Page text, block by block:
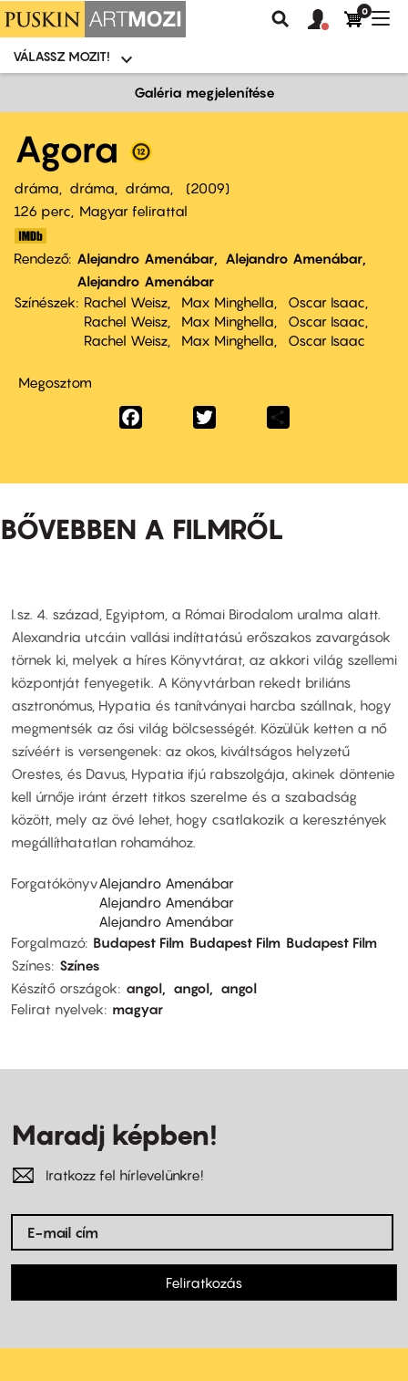
Moziválasztó
menü
VÁLASSZ MOZIT!
Keresés
Felhasználói
fiók
0
Galéria megjelenítése
Agora
dráma dráma dráma
2009
126 perc,
Magyar felirattal
Rendező Alejandro Amenábar
Alejandro Amenábar
Alejandro Amenábar
Színészek
Rachel Weisz Max Minghella
Oscar Isaac
Rachel Weisz
Max Minghella
Oscar Isaac
Rachel Weisz
Max Minghella Oscar Isaac
Megosztom
Facebook
BŐVEBBEN A FILMRŐL
I.sz. 4. század, Egyiptom, a Római Birodalom uralma alatt.
Alexandria utcáin vallási indíttatású erőszakos zavargások
törnek ki, melyek a híres Könyvtárat, az akkori világ szellemi
központját fenyegetik. A Könyvtárban rekedt briliáns
asztronómus, Hypatia és tanítványai harcba szállnak, hogy
megmentsék az ősi világ bölcsességét. Közülük ketten a nő
szívéért is versengenek: az okos, kiváltságos helyzetű
Orestes, és Davus, Hypatia ifjú rabszolgája, akinek döntenie
kell úrnője iránt érzett titkos szerelme és a szabadság
között, mely az övé lehet, hogy csatlakozik a keresztények
megállíthatatlan rohamához.
ForgatókönyvAlejandro Amenábar
Alejandro Amenábar
Alejandro Amenábar
Forgalmazó Budapest Film Budapest Film Budapest Film
Színes Színes
Készítő országok
angol angol
angol
Felirat nyelvek
magyar
Maradj képben!
Iratkozz fel hírlevelünkre!
Feliratkozás